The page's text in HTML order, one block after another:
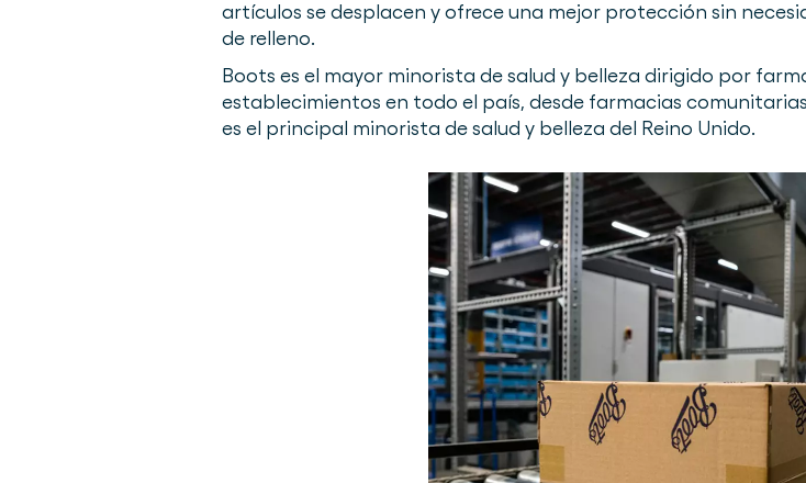
artículos se desplacen y ofrece una mejor protección sin
de relleno.
Boots es el mayor minorista de salud y belleza dirigido por
establecimientos en todo el país, desde farmacias
es el principal minorista de salud y belleza del Reino Unido.